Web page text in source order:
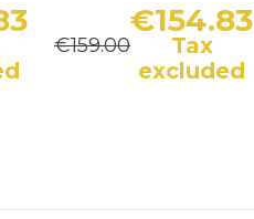
Price
Regular price
€154.83
Tax
excluded
€159.00